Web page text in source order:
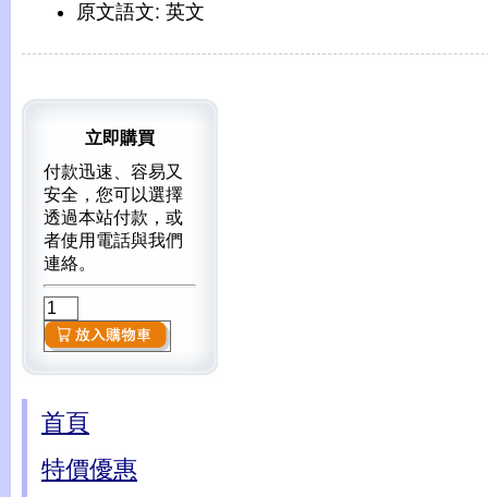
原文語文: 英文
立即購買
付款迅速、容易又
安全，您可以選擇
透過本站付款，或
者使用電話與我們
連絡。
首頁
特價優惠